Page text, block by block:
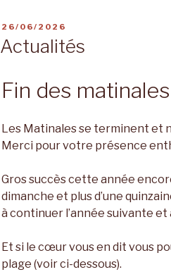
PUBLIÉ
26/06/2026
Actualités
Fin des
Les Matinales se terminent et
Merci pour votre présence
Gros succès cette année
dimanche et plus d’une
à continuer l’année suivante
Et si le cœur vous en dit vous
plage (voir ci-dessous).